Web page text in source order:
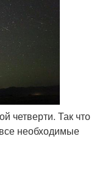
четверти. Так что
необходимые